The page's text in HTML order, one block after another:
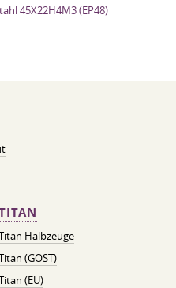
45X22H4M3 (EP48)
Halbzeuge
(GOST)
(EU)